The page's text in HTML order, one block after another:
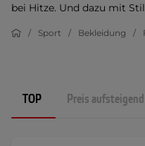
bei Hitze. Und dazu mit
Sport Bekleidung
TOP Preis aufsteigend